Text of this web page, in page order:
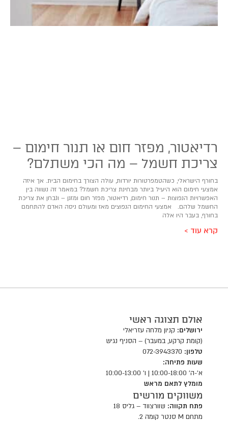
רדיאטור, מפזר חום או תנור חימום –
צריכת חשמל – מה הכי משתלם?
בחורף הישראלי, כשהטמפרטורות יורדות, עולה הצורך בחימום הבית. אך איזה
אמצעי חימום הוא היעיל ביותר מבחינת צריכת חשמל? במאמר זה נשווה בין
האפשרויות הנפוצות – תנור חימום, רדיאטור, מפזר חום ומזגן – ונבחן את צריכת
החשמל שלהם. אמצעי החימום הנפוצים מאז ומעולם ניסה האדם להתחמם
בחורף, בעבר היו אלה
קרא עוד >
אולם תצוגה ראשי
ירושלים: קניון מלחה עזריאלי
(קומת קרקע, במעבר) – הסניף נגיש
טלפון:
שעות פתיחה:
א'-ה' 10:00-18:00 | ו' 10:00-13:00
מומלץ לתאם מראש
משווקים מורשים
פתח תקווה: שוורצווד – גליס 18
מתחם M סנטר קומה 2.